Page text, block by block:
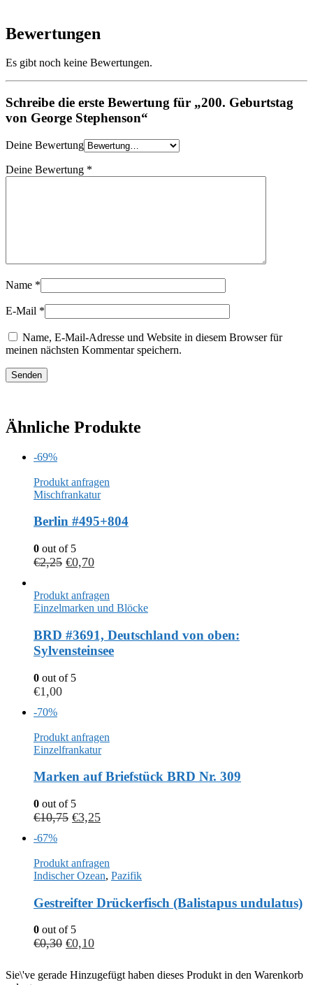
Bewertungen
Es gibt noch keine Bewertungen.
Schreibe die erste Bewertung für „200. Geburtstag
von George Stephenson“
Deine Bewertung
Deine Bewertung *
Name *
E-Mail *
Name, E-Mail-Adresse und Website in diesem Browser für
meinen nächsten Kommentar speichern.
Ähnliche Produkte
-69%
Produkt anfragen
Mischfrankatur
Berlin #495+804
0 out of 5
€2,25 €0,70
Produkt anfragen
Einzelmarken und Blöcke
BRD #3691, Deutschland von oben:
Sylvensteinsee
0 out of 5
€1,00
-70%
Produkt anfragen
Einzelfrankatur
Marken auf Briefstück BRD Nr. 309
0 out of 5
€10,75 €3,25
-67%
Produkt anfragen
Indischer Ozean, Pazifik
Gestreifter Drückerfisch (Balistapus undulatus)
0 out of 5
€0,30 €0,10
Sie\'ve gerade Hinzugefügt haben dieses Produkt in den Warenkorb